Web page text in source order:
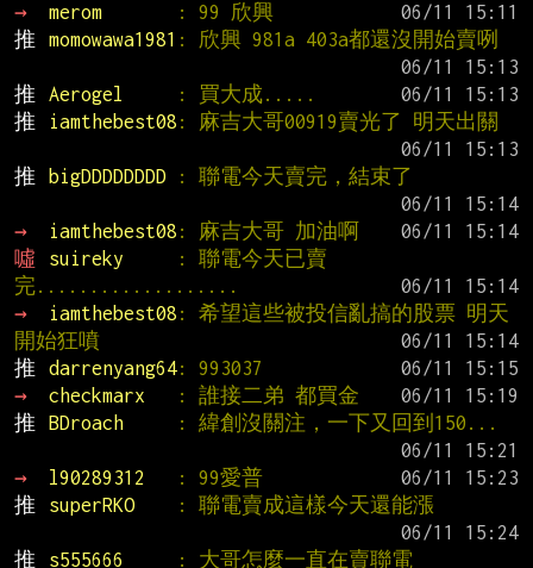
→
merom : 99 欣興
推
momowawa1981 : 欣興 981a 403a都還沒開始賣咧
推
Aerogel : 買大成.....
推
iamthebest08 : 麻吉大哥00919賣光了 明天出關
推
bigDDDDDDDD
: 聯電今天賣完，結束了
→
iamthebest08 : 麻吉大哥 加油啊
噓
suireky
: 聯電今天已賣
完...................
→
iamthebest08 : 希望這些被投信亂搞的股票 明天
開始狂噴
推
darrenyang64: 993037
→
checkmarx : 誰接二弟 都買金
推
BDroach
: 緯創沒關注，一下又回到150...
→
l90289312 : 99愛普
推
superRKO
: 聯電賣成這樣今天還能漲
推
s555666
: 大哥怎麼一直在賣聯電